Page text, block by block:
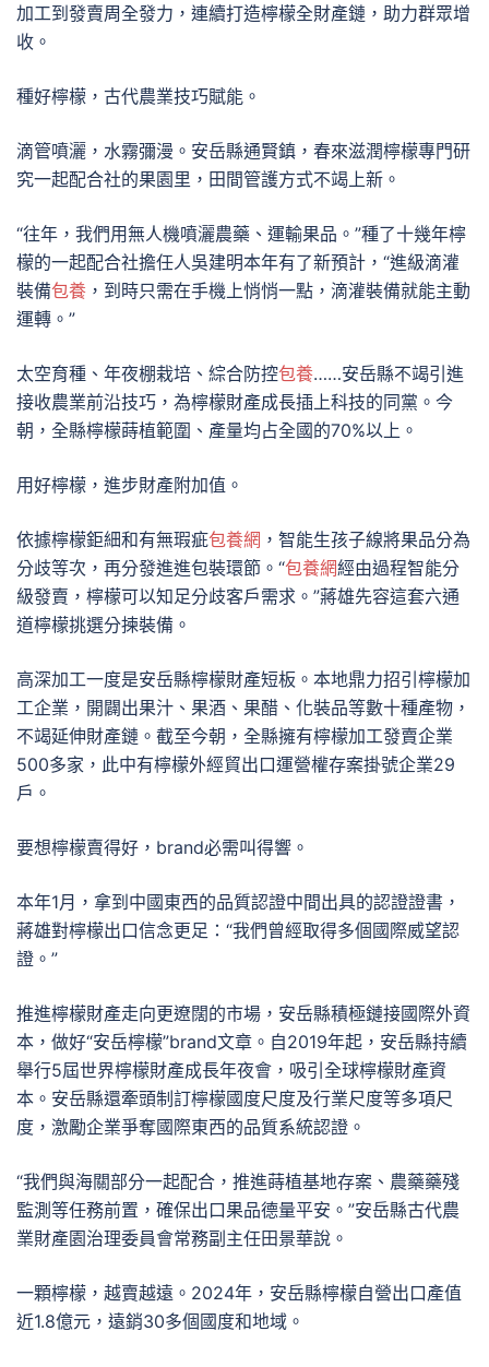
加工到發賣周全發力，連續打造檸檬全財產鏈，助力群眾增
收。
種好檸檬，古代農業技巧賦能。
滴管噴灑，水霧彌漫。安岳縣通賢鎮，春來滋潤檸檬專門研
究一起配合社的果園里，田間管護方式不竭上新。
“往年，我們用無人機噴灑農藥、運輸果品。”種了十幾年檸
檬的一起配合社擔任人吳建明本年有了新預計，“進級滴灌
裝備包養 ，到時只需在手機上悄悄一點，滴灌裝備就能主動
運轉。”
太空育種、年夜棚栽培、綜合防控包養……安岳縣不竭引進
接收農業前沿技巧，為檸檬財產成長插上科技的同黨。今
朝，全縣檸檬蒔植範圍、產量均占全國的70%以上。
用好檸檬，進步財產附加值。
依據檸檬鉅細和有無瑕疵包養網 ，智能生孩子線將果品分為
分歧等次，再分發進進包裝環節。“包養網經由過程智能分
級發賣，檸檬可以知足分歧客戶需求。”蔣雄先容這套六通
道檸檬挑選分揀裝備。
高深加工一度是安岳縣檸檬財產短板。本地鼎力招引檸檬加
工企業，開闢出果汁、果酒、果醋、化裝品等數十種產物，
不竭延伸財產鏈。截至今朝，全縣擁有檸檬加工發賣企業
500多家，此中有檸檬外經貿出口運營權存案掛號企業29
戶。
要想檸檬賣得好，brand必需叫得響。
本年1月，拿到中國東西的品質認證中間出具的認證證書，
蔣雄對檸檬出口信念更足：“我們曾經取得多個國際威望認
證。”
推進檸檬財產走向更遼闊的市場，安岳縣積極鏈接國際外資
本，做好“安岳檸檬”brand文章。自2019年起，安岳縣持續
舉行5屆世界檸檬財產成長年夜會，吸引全球檸檬財產資
本。安岳縣還牽頭制訂檸檬國度尺度及行業尺度等多項尺
度，激勵企業爭奪國際東西的品質系統認證。
“我們與海關部分一起配合，推進蒔植基地存案、農藥藥殘
監測等任務前置，確保出口果品德量平安。”安岳縣古代農
業財產園治理委員會常務副主任田景華說。
一顆檸檬，越賣越遠。2024年，安岳縣檸檬自營出口產值
近1.8億元，遠銷30多個國度和地域。